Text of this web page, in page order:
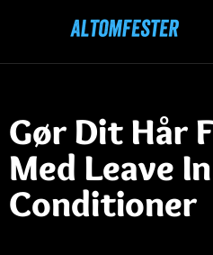
Gør Dit Hår
Med Leave In
Conditioner